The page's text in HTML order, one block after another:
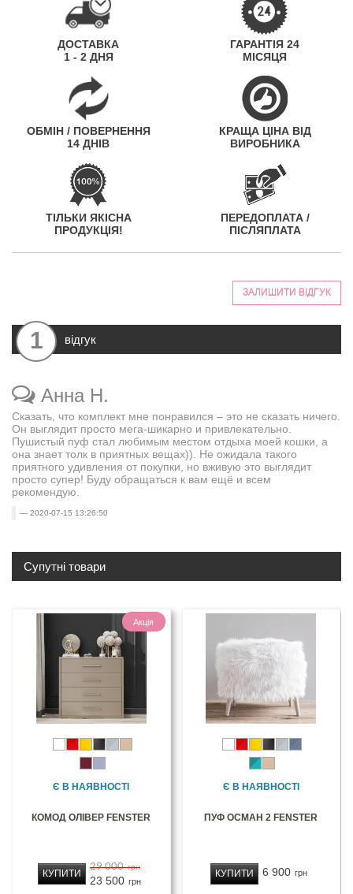
ДОСТАВКА
1 - 2 ДНЯ
ГАРАНТІЯ 24
МІСЯЦЯ
ОБМІН / ПОВЕРНЕННЯ
14 ДНІВ
КРАЩА ЦІНА ВІД
ВИРОБНИКА
ТІЛЬКИ ЯКІСНА
ПРОДУКЦІЯ!
ПЕРЕДОПЛАТА /
ПІСЛЯПЛАТА
ЗАЛИШИТИ ВІДГУК
1 відгук
Анна Н.
Сказать, что комплект мне понравился – это не сказать ничего.
Он выглядит просто мега-шикарно и привлекательно.
Пушистый пуф стал любимым местом отдыха моей кошки, а
она знает толк в приятных вещах)). Не ожидала такого
приятного удивления от покупки, но вживую это выглядит
просто супер! Буду обращаться к вам ещё и всем
рекомендую.
2020-07-15 13:26:50
Супутні товари
Акція
Є В НАЯВНОСТІ
КОМОД ОЛІВЕР FENSTER
29 000 грн
23 500 грн
КУПИТИ
Є В НАЯВНОСТІ
ПУФ ОСМАН 2 FENSTER
6 900 грн
КУПИТИ